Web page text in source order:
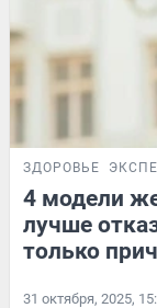
ЗДОРОВЬЕ
4 модели
лучше
только
31 октября, 2025,